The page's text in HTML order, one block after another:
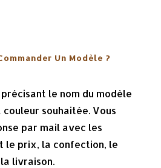
Un Modèle ?
le nom du modèle
souhaitée. Vous
par mail avec les
le prix, la confection, le
livraison.